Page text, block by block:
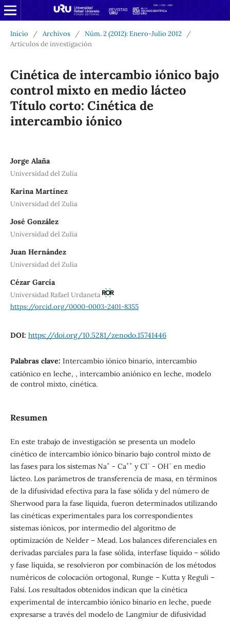
Inicio / Archivos / Núm. 2 (2012): Enero-Julio 2012
/
Artículos de investigación
Cinética de intercambio iónico bajo
control mixto en medio lácteo
Título corto: Cinética de
intercambio iónico
Jorge Alaña
Universidad del Zulia
Karina Martínez
Universidad del Zulia
José González
Universidad del Zulia
Juan Hernández
Universidad del Zulia
Cézar García
Universidad Rafael Urdaneta
https://orcid.org/0000-0003-2401-8355
DOI: https://doi.org/10.5281/zenodo.15741446
Palabras clave: Intercambio iónico binario, intercambio
catiónico en leche, , intercambio aniónico en leche, modelo
de control mixto, cinética.
Resumen
En este trabajo de investigación se presenta un modelo
cinético de intercambio iónico binario bajo control mixto de
las fases para los sistemas Na+ - Ca++ y Cl-- OH-en medio
lácteo. Los parámetros de transferencia de masa, en términos
de la difusividad efectiva para la fase sólida y del número de
Sherwood para la fase líquida, fueron determinados utilizando
las cinéticas experimentales para los correspondientes
sistemas iónicos, por intermedio del algoritmo de
optimización de Nelder – Mead. Los balances diferenciales en
derivadas parciales para la fase sólida, interfase líquido – sólido
y fase líquida, se resolvieron por combinación de los métodos
numéricos de colocación ortogonal, Runge – Kutta y Reguli –
Falsi. Los resultados obtenidos indican que la cinética
experimental de intercambio iónico binario en leche, puede
expresarse a través del modelo de Langmiur de difusividad